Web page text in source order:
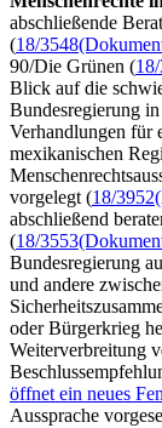
abschließende
(18/3548
90/Die Grünen (
Blick auf die
Bundesregierung
Verhandlungen für
mexikanischen
vorgelegt (18/3952
abschließend
(18/3553
Bundesregierung
und andere
oder Bürgerkrieg
Weiterverbreitung
öffnet ein neues
Aussprache